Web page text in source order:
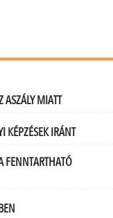
ASZÁLY MIATT
KÉPZÉSEK IRÁNT
FENNTARTHATÓ